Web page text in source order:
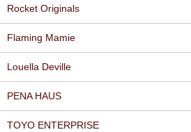
Rocket Originals
Flaming Mamie
Louella Deville
PENA HAUS
TOYO ENTERPRISE